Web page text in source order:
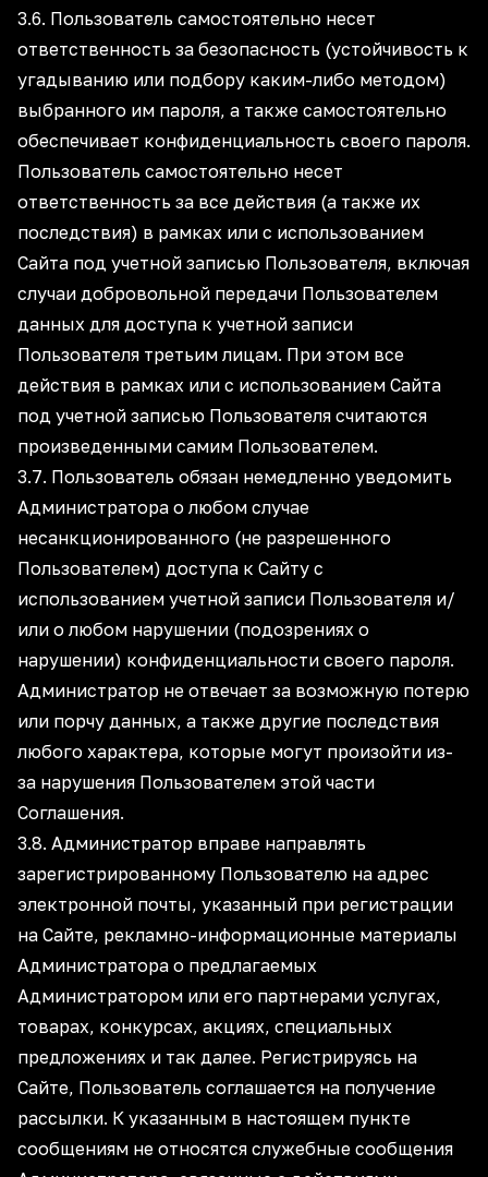
3.6. Пользователь самостоятельно несет
ответственность за безопасность (устойчивость к
угадыванию или подбору каким-либо методом)
выбранного им пароля, а также самостоятельно
обеспечивает конфиденциальность своего пароля.
Пользователь самостоятельно несет
ответственность за все действия (а также их
последствия) в рамках или с использованием
Сайта под учетной записью Пользователя, включая
случаи добровольной передачи Пользователем
данных для доступа к учетной записи
Пользователя третьим лицам. При этом все
действия в рамках или с использованием Сайта
под учетной записью Пользователя считаются
произведенными самим Пользователем.
3.7. Пользователь обязан немедленно уведомить
Администратора о любом случае
несанкционированного (не разрешенного
Пользователем) доступа к Сайту с
использованием учетной записи Пользователя и/
или о любом нарушении (подозрениях о
нарушении) конфиденциальности своего пароля.
Администратор не отвечает за возможную потерю
или порчу данных, а также другие последствия
любого характера, которые могут произойти из-
за нарушения Пользователем этой части
Соглашения.
3.8. Администратор вправе направлять
зарегистрированному Пользователю на адрес
электронной почты, указанный при регистрации
на Сайте, рекламно-информационные материалы
Администратора о предлагаемых
Администратором или его партнерами услугах,
товарах, конкурсах, акциях, специальных
предложениях и так далее. Регистрируясь на
Сайте, Пользователь соглашается на получение
рассылки. К указанным в настоящем пункте
сообщениям не относятся служебные сообщения